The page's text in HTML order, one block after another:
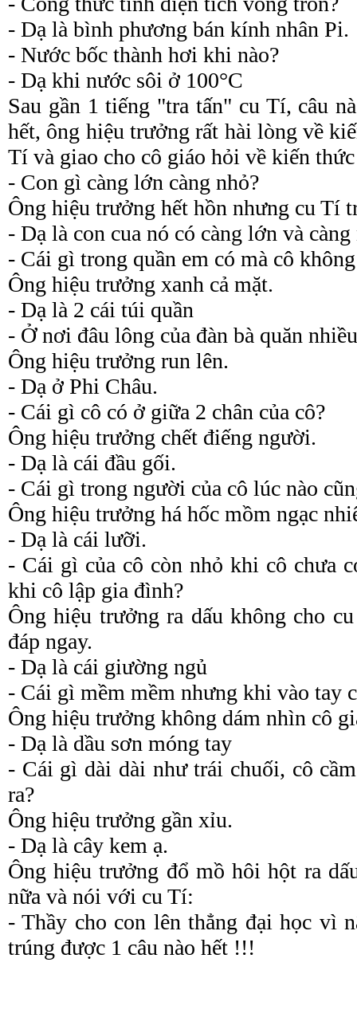
- Dạ là bình phương bán kính nhân Pi.
- Nước bốc thành hơi khi nào?
- Dạ khi nước sôi ở 100°C
Sau gần 1 tiếng "tra tấn" cu Tí, câu
hết, ông hiệu trưởng rất hài lòng về
Tí và giao cho cô giáo hỏi về kiến
- Con gì càng lớn càng nhỏ?
Ông hiệu trưởng hết hồn nhưng cu Tí
- Dạ là con cua nó có càng lớn và càng
- Cái gì trong quần em có mà cô
Ông hiệu trưởng xanh cả mặt.
- Dạ là 2 cái túi quần
- Ở nơi đâu lông của đàn bà quăn
Ông hiệu trưởng run lên.
- Dạ ở Phi Châu.
- Cái gì cô có ở giữa 2 chân của cô?
Ông hiệu trưởng chết điếng người.
- Dạ là cái đầu gối.
- Cái gì trong người của cô lúc nào
Ông hiệu trưởng há hốc mồm ngạc
- Dạ là cái lưỡi.
- Cái gì của cô còn nhỏ khi cô chưa
khi cô lập gia đình?
Ông hiệu trưởng ra dấu không cho
đáp ngay.
- Dạ là cái giường ngủ
- Cái gì mềm mềm nhưng khi vào tay
Ông hiệu trưởng không dám nhìn cô
- Dạ là dầu sơn móng tay
- Cái gì dài dài như trái chuối, cô
ra?
Ông hiệu trưởng gần xỉu.
- Dạ là cây kem ạ.
Ông hiệu trưởng đổ mồ hôi hột ra
nữa và nói với cu Tí:
- Thầy cho con lên thẳng đại học vì
trúng được 1 câu nào hết !!!